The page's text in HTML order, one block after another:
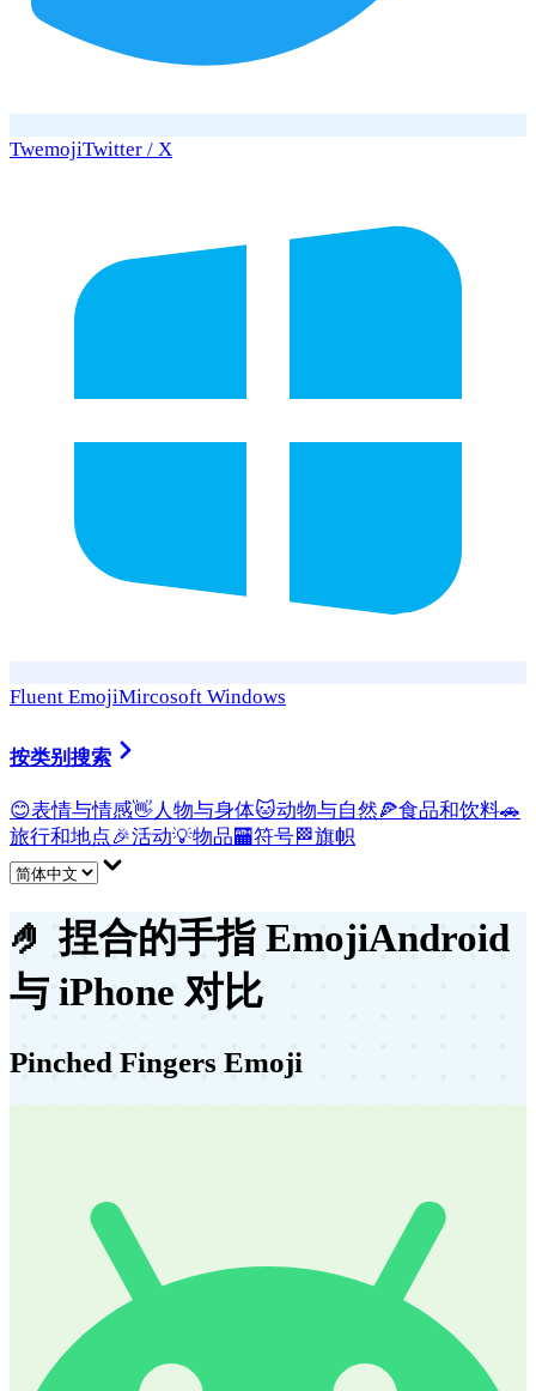
TwemojiTwitter / X
Fluent EmojiMircosoft Windows
按类别搜索
😊表情与情感👋 人物与身体🐱动物与自然🍕食品和饮料🚗
旅行和地点🎉活动💡物品🏧符号🏁旗帜
🤌 捏合的手指 EmojiAndroid
与 iPhone 对比
Pinched Fingers Emoji